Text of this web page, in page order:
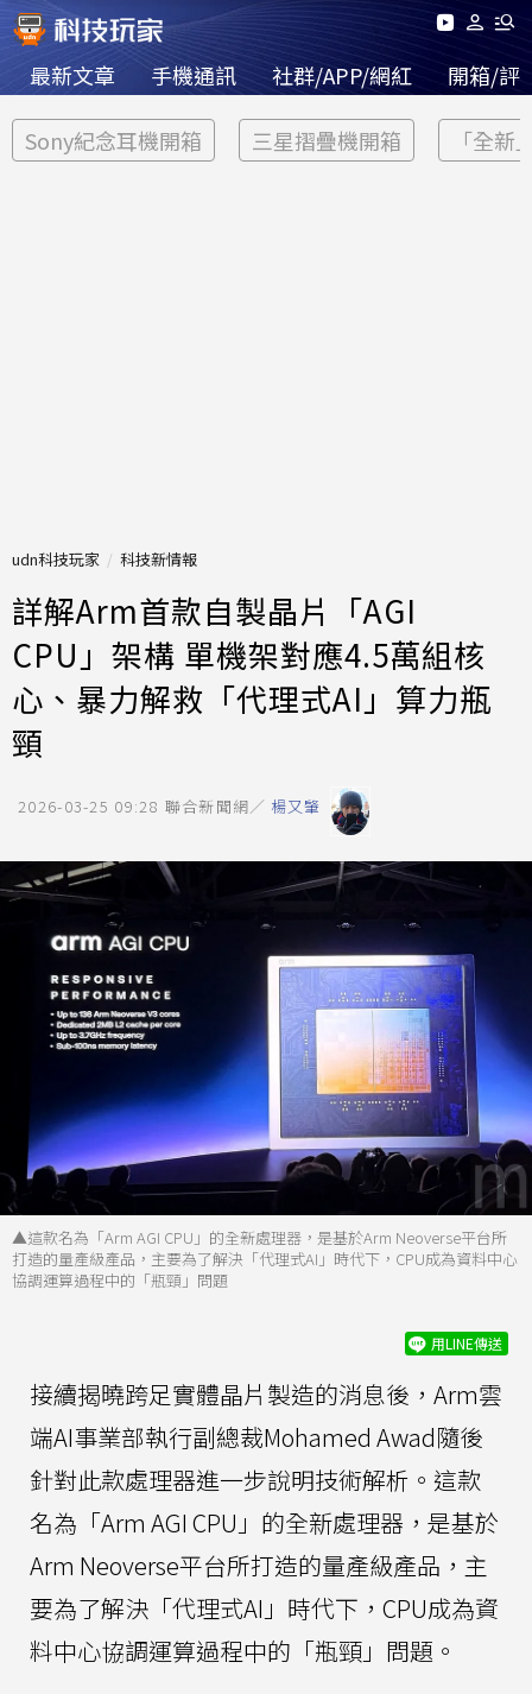
最新文章 手機通訊 社群/APP/網紅 開箱/評
Sony紀念耳機開箱 三星摺疊機開箱 「全新
udn科技玩家 科技新情報
詳解Arm首款自製晶片「AGI
CPU」架構 單機架對應4.5萬組核
心、暴力解救「代理式AI」算力瓶
頸
2026-03-25 09:28 聯合新聞網／ 楊又肇
▲這款名為「Arm AGI CPU」的全新處理器，是基於Arm Neoverse平台所
打造的量產級產品，主要為了解決「代理式AI」時代下，CPU成為資料中心
協調運算過程中的「瓶頸」問題
用LINE傳送
接續揭曉跨足實體晶片製造的消息後，Arm雲
端AI事業部執行副總裁Mohamed Awad隨後
針對此款處理器進一步說明技術解析。這款
名為「Arm AGI CPU」的全新處理器，是基於
Arm Neoverse平台所打造的量產級產品，主
要為了解決「代理式AI」時代下，CPU成為資
料中心協調運算過程中的「瓶頸」問題。